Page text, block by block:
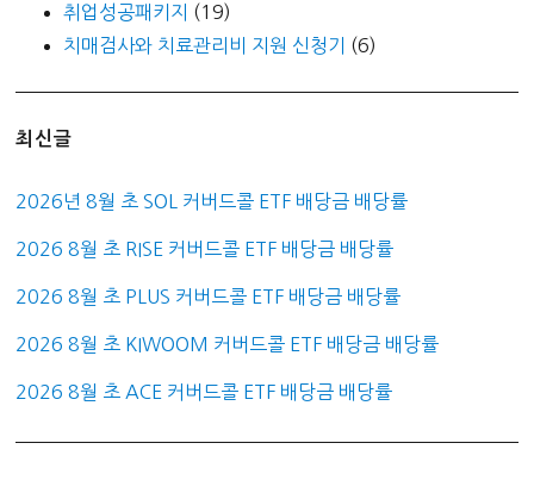
취업성공패키지
(19)
치매검사와 치료관리비 지원 신청기
(6)
최신글
2026년 8월 초 SOL 커버드콜 ETF 배당금 배당률
2026 8월 초 RISE 커버드콜 ETF 배당금 배당률
2026 8월 초 PLUS 커버드콜 ETF 배당금 배당률
2026 8월 초 KIWOOM 커버드콜 ETF 배당금 배당률
2026 8월 초 ACE 커버드콜 ETF 배당금 배당률